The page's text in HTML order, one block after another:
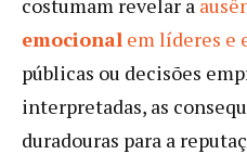
costumam revelar a
emocional em líderes e
públicas ou decisões
interpretadas, as
duradouras para a